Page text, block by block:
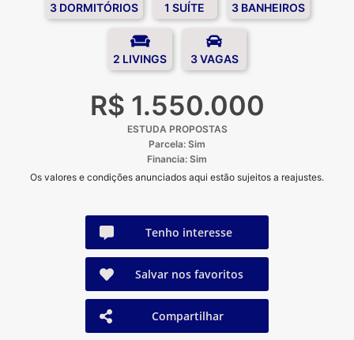
3 DORMITÓRIOS 1 SUÍTE 3 BANHEIROS
2 LIVINGS 3 VAGAS
R$ 1.550.000
ESTUDA PROPOSTAS
Parcela: Sim
Financia: Sim
Os valores e condições anunciados aqui estão sujeitos a reajustes.
Tenho interesse
Salvar nos favoritos
Compartilhar